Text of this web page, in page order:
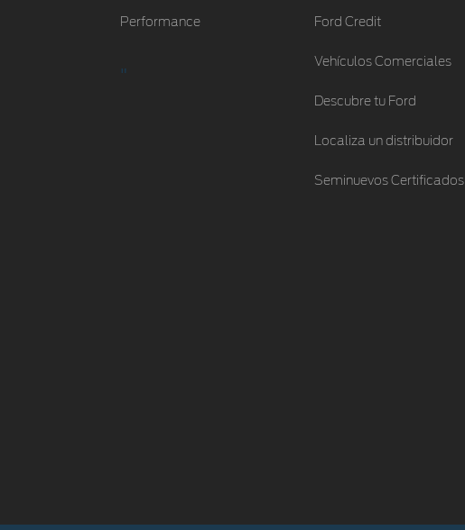
Performance
"
Ford Credit
Vehículos Comerciales
Descubre tu Ford
Localiza un distribuidor
Seminuevos Certificados